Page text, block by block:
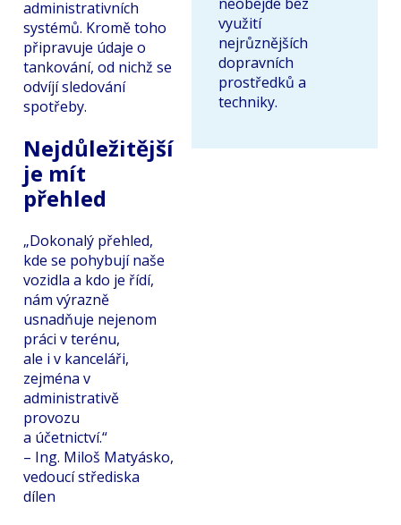
administrativních
systémů. Kromě toho
připravuje údaje o
tankování, od nichž se
odvíjí sledování
spotřeby.
Nejdůležitější
je mít
přehled
„Dokonalý přehled,
kde se pohybují naše
vozidla a kdo je řídí,
nám výrazně
usnadňuje nejenom
práci v terénu,
ale i v kanceláři,
zejména v
administrativě
provozu
a účetnictví.“
– Ing. Miloš Matyásko,
vedoucí střediska
dílen
využití
nejrůznějších
dopravních
prostředků a
techniky.